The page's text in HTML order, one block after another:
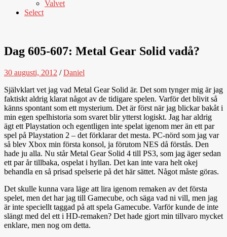
Valvet
Select
Dag 605-607: Metal Gear Solid vadå?
30 augusti, 2012 /Daniel
Självklart vet jag vad Metal Gear Solid är. Det som tynger mig är jag
faktiskt aldrig klarat något av de tidigare spelen. Varför det blivit så
känns spontant som ett mysterium. Det är först när jag blickar bakåt i
min egen spelhistoria som svaret blir ytterst logiskt. Jag har aldrig
ägt ett Playstation och egentligen inte spelat igenom mer än ett par
spel på Playstation 2 – det förklarar det mesta. PC-nörd som jag var
så blev Xbox min första konsol, ja förutom NES då förstås. Den
hade ju alla. Nu står Metal Gear Solid 4 till PS3, som jag äger sedan
ett par år tillbaka, ospelat i hyllan. Det kan inte vara helt okej
behandla en så prisad spelserie på det här sättet. Något måste göras.
Det skulle kunna vara läge att lira igenom remaken av det första
spelet, men det har jag till Gamecube, och säga vad ni vill, men jag
är inte speciellt taggad på att spela Gamecube. Varför kunde de inte
slängt med del ett i HD-remaken? Det hade gjort min tillvaro mycket
enklare, men nog om detta.